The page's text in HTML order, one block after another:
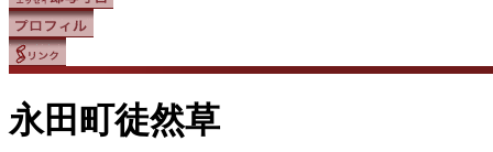
永田町徒然草